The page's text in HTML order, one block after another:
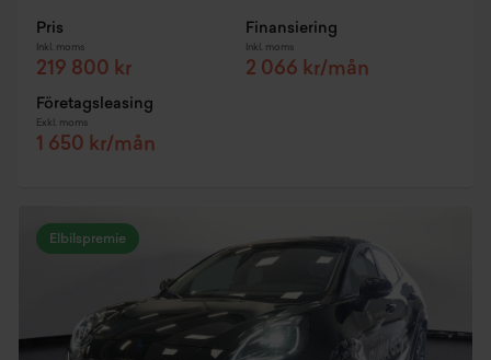
Pris
Inkl. moms
219 800 kr
Finansiering
Inkl. moms
2 066 kr/mån
Företagsleasing
Exkl. moms
1 650 kr/mån
Elbilspremie